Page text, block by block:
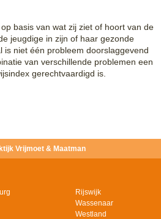
basis van wat zij ziet of hoort van de
jeugdige in zijn of haar gezonde
niet één probleem doorslaggevend
van verschillende problemen een
gerechtvaardigd is.
Vrijmoet & Maatman
Rijswijk
Wassenaar
Westland